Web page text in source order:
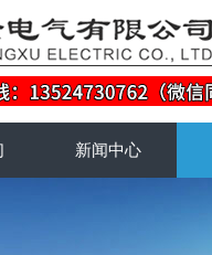
新闻中心